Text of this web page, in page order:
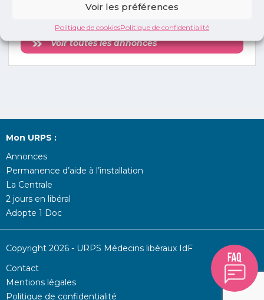
Voir les préférences
Politique de cookiesPolitique de confidentialité
annonces
Voir toutes les annonces
Mon URPS :
Annonces
Permanence d’aide à l’installation
La Centrale
2 jours en libéral
Adopte 1 Doc
Copyright 2026 - URPS Médecins libéraux IdF
Contact
Mentions légales
Politique de confidentialité